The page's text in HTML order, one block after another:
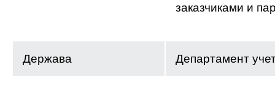
заказчиками и
Держава Департамент